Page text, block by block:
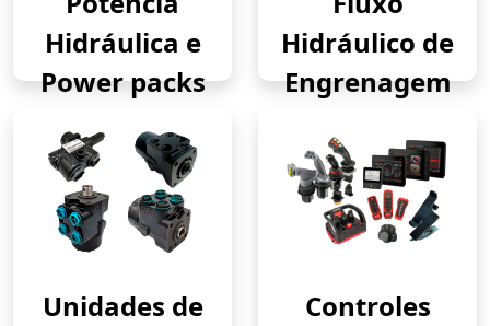
Hidráulica e
Power packs
Hidráulico de
Engrenagem
Unidades de
Controles